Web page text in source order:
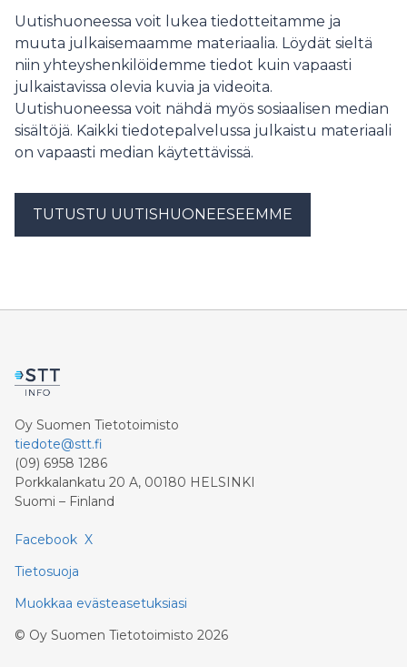
Uutishuoneessa voit lukea tiedotteitamme ja
muuta julkaisemaamme materiaalia. Löydät sieltä
niin yhteyshenkilöidemme tiedot kuin vapaasti
julkaistavissa olevia kuvia ja videoita.
Uutishuoneessa voit nähdä myös sosiaalisen median
sisältöjä. Kaikki tiedotepalvelussa julkaistu materiaali
on vapaasti median käytettävissä.
TUTUSTU UUTISHUONEESEEMME
Oy Suomen Tietotoimisto
tiedote@stt.fi
(09) 6958 1286
Porkkalankatu 20 A, 00180 HELSINKI
Suomi – Finland
Facebook X
Tietosuoja
Muokkaa evästeasetuksiasi
© Oy Suomen Tietotoimisto 2026